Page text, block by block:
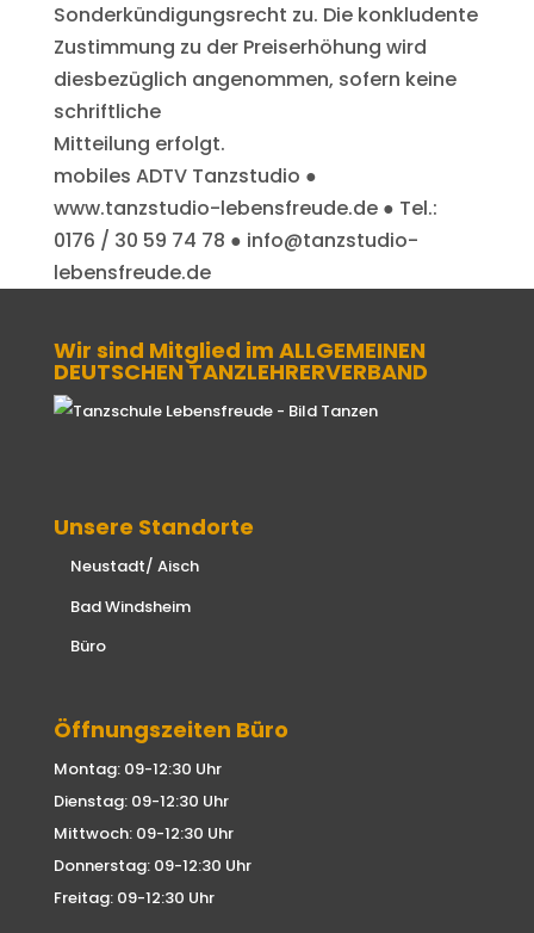
Sonderkündigungsrecht zu. Die konkludente
Zustimmung zu der Preiserhöhung wird
diesbezüglich angenommen, sofern keine
schriftliche
Mitteilung erfolgt.
mobiles ADTV Tanzstudio ●
www.tanzstudio-lebensfreude.de ● Tel.:
0176 / 30 59 74 78 ● info@tanzstudio-
lebensfreude.de
Wir sind Mitglied im ALLGEMEINEN
DEUTSCHEN TANZLEHRERVERBAND
Unsere Standorte
Neustadt/ Aisch
Bad Windsheim
Büro
Öffnungszeiten Büro
Montag: 09-12:30 Uhr
Dienstag: 09-12:30 Uhr
Mittwoch: 09-12:30 Uhr
Donnerstag: 09-12:30 Uhr
Freitag: 09-12:30 Uhr